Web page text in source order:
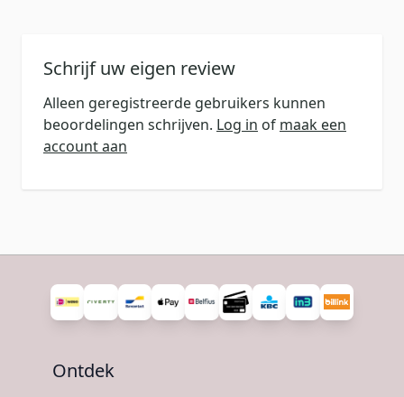
Schrijf uw eigen review
Alleen geregistreerde gebruikers kunnen
beoordelingen schrijven. Log in of maak een
account aan
Ontdek